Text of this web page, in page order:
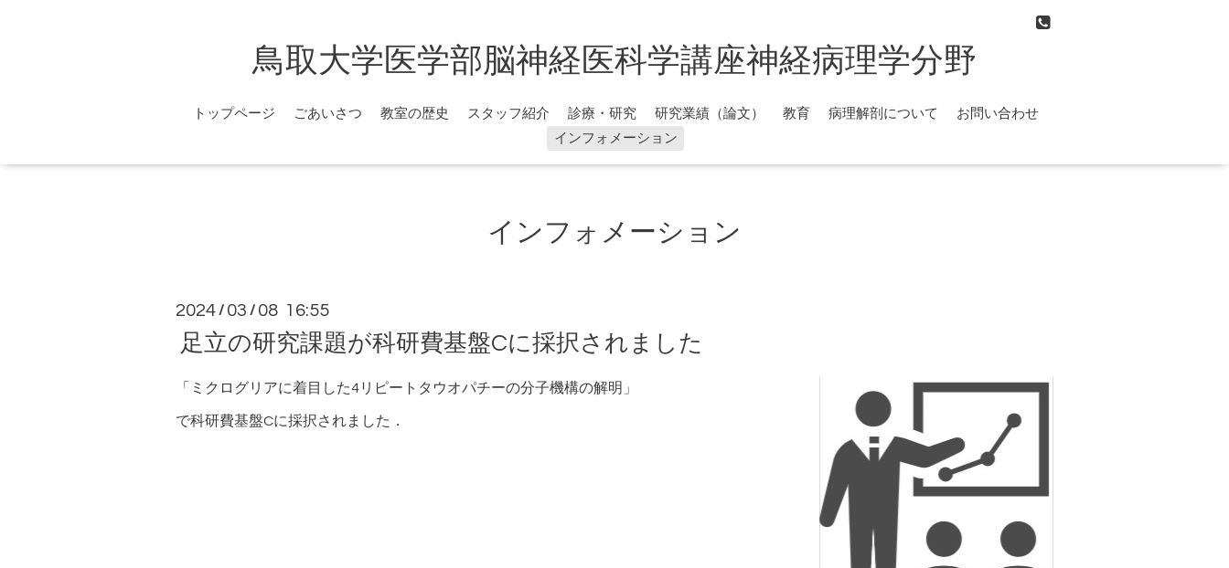
鳥取大学医学部脳神経医科学講座神経病理学分野
トップページ ごあいさつ 教室の歴史 スタッフ紹介 診療・研究 研究業績（論文） 教育 病理解剖について
お問い合わせ
インフォメーション
インフォメーション
2024 / 03 / 08 16:55
足立の研究課題が科研費基盤Cに採択されました
「ミクログリアに着目した4リピートタウオパチーの分子機構の解明」
で科研費基盤Cに採択されました．